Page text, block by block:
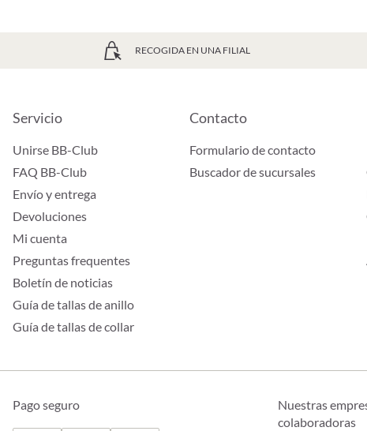
RECOGIDA EN UNA FILIAL
Servicio
Unirse BB-Club
FAQ BB-Club
Envío y entrega
Devoluciones
Mi cuenta
Preguntas frequentes
Boletín de noticias
Guía de tallas de anillo
Guía de tallas de collar
Contacto
Formulario de contacto
Buscador de sucursales
Pago seguro
Nuestras
colaboradoras